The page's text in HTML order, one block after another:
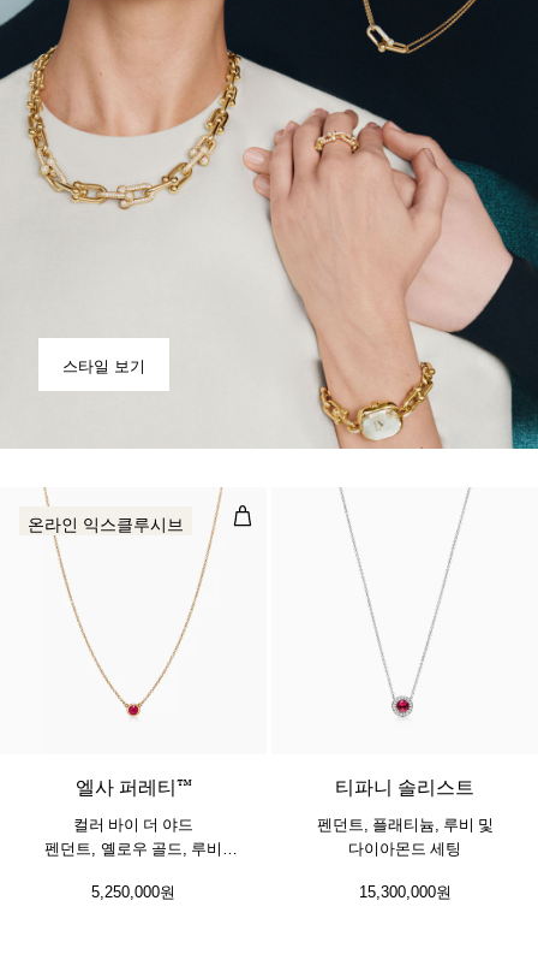
스타일 보기
컬러 바이 더 야드 펜던트, 옐로우
2 소재
온라인 익스클루시브
엘사 퍼레티™
컬러 바이 더 야드
펜던트, 옐로우 골드, 루비
5,250,000원
티파니 솔리스트
펜던트, 플래티늄, 루비 및
다이아몬드 세팅
15,300,000원